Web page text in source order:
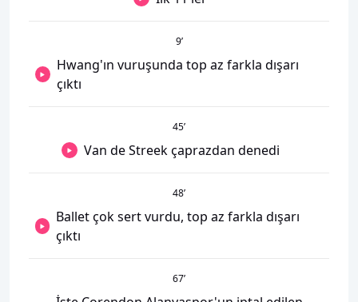
9’
Hwang'ın vuruşunda top az farkla dışarı
çıktı
45’
Van de Streek çaprazdan denedi
48’
Ballet çok sert vurdu, top az farkla dışarı
çıktı
67’